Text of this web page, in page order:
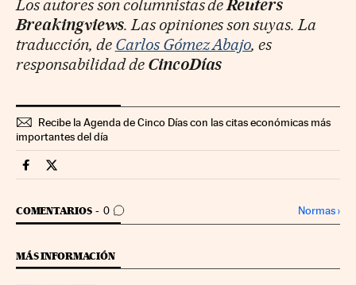
Los autores son columnistas deReuters
Breakingviews. Las opiniones son suyas. La
traducción, de Carlos Gómez Abajo, es
responsabilidad de CincoDías
Recibe la Agenda de Cinco Días con las citas económicas más
importantes del día
Opinion Cinco Días en Facebook
Opinion Cinco Días en Twitter
COMENTARIOS 0
IR A LOS COMENTARIOS Normas›
MÁS INFORMACIÓN